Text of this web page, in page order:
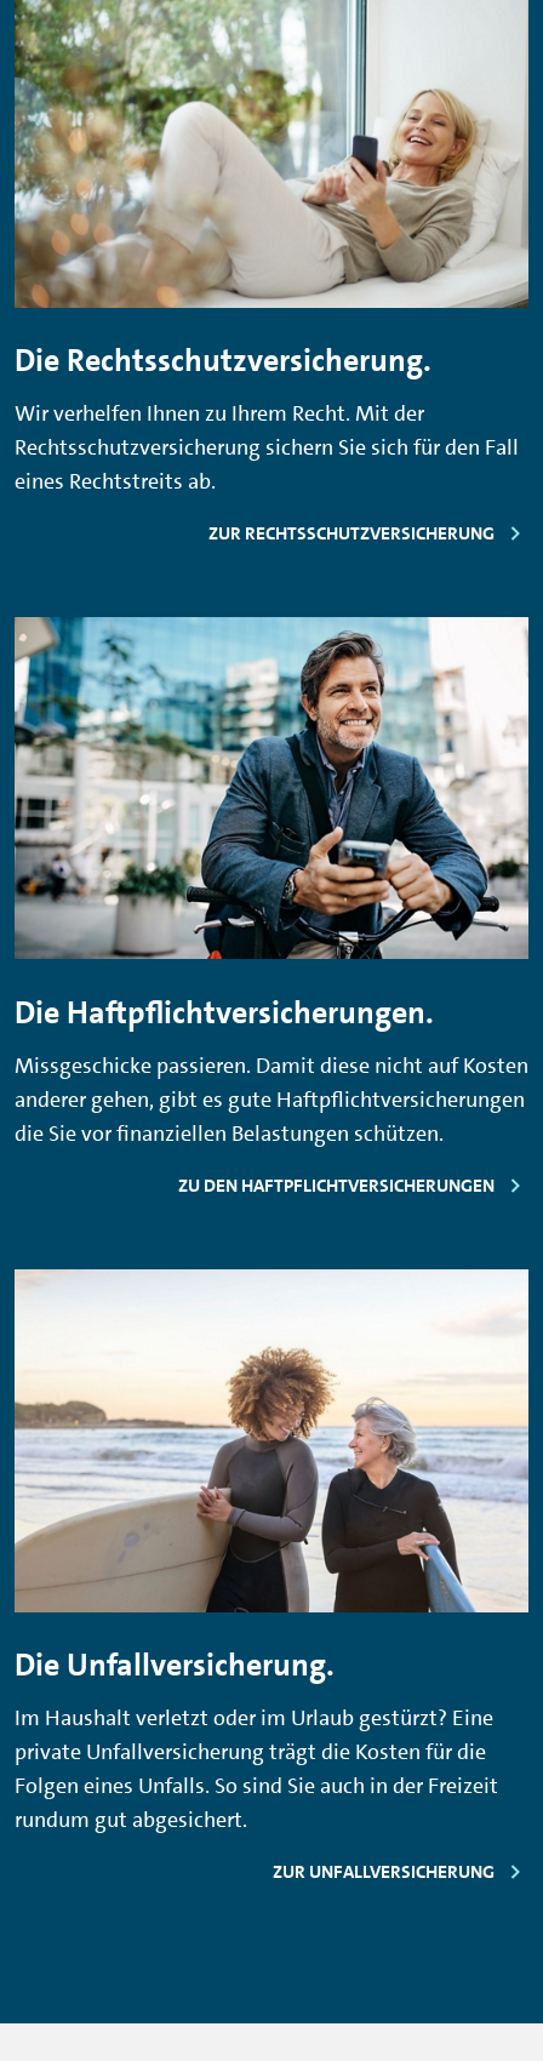
Die Rechtsschutzversicherung.
Wir verhelfen Ihnen zu Ihrem Recht. Mit der
Rechtsschutzversicherung sichern Sie sich für den Fall
eines Rechtstreits ab.
ZUR RECHTSSCHUTZVERSICHERUNG
Die Haftpflichtversicherungen.
Missgeschicke passieren. Damit diese nicht auf Kosten
anderer gehen, gibt es gute Haftpflichtversicherungen
die Sie vor finanziellen Belastungen schützen.
ZU DEN HAFTPFLICHTVERSICHERUNGEN
Die Unfallversicherung.
Im Haushalt verletzt oder im Urlaub gestürzt? Eine
private Unfallversicherung trägt die Kosten für die
Folgen eines Unfalls. So sind Sie auch in der Freizeit
rundum gut abgesichert.
ZUR UNFALLVERSICHERUNG